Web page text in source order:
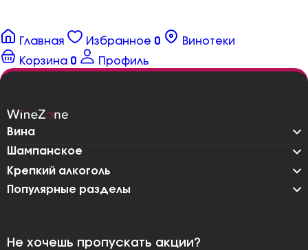
Главная Избранное 0
Винотеки
Корзина 0 Профиль
Вина
Шампанское
Крепкий алкоголь
Популярные разделы
Не хочешь пропускать акции?